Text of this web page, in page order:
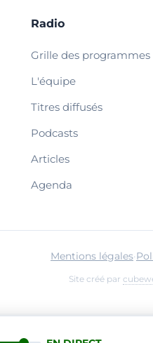
Radio
Grille des programmes
L'équipe
Titres diffusés
Podcasts
Articles
Agenda
Mentions légales·
Site créé par